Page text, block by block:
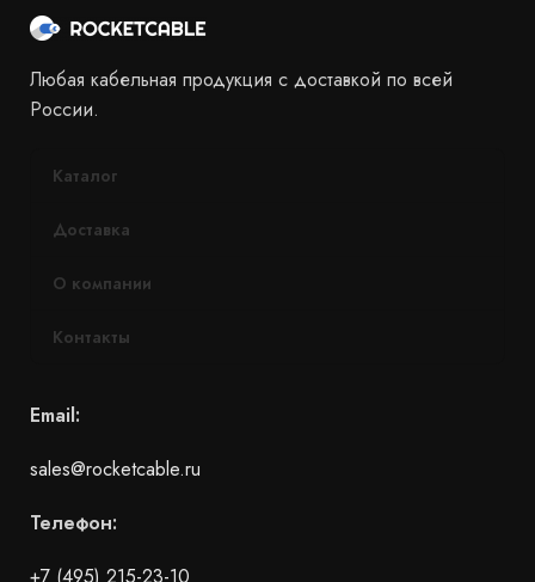
Любая кабельная продукция с доставкой по всей
России.
Каталог
Доставка
О компании
Контакты
Email:
sales@rocketcable.ru
Телефон:
+7 (495) 215-23-10